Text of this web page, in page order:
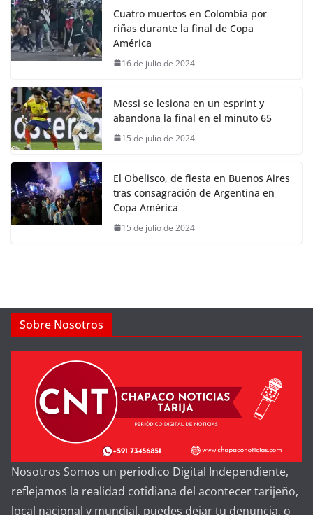
Cuatro muertos en Colombia por
riñas durante la final de Copa
América
16 de julio de 2024
Messi se lesiona en un esprint y
abandona la final en el minuto 65
15 de julio de 2024
El Obelisco, de fiesta en Buenos Aires
tras consagración de Argentina en
Copa América
15 de julio de 2024
Sobre Nosotros
Nosotros Somos un periodico Digital Independiente,
reflejamos la realidad cotidiana del acontecer tarijeño,
local nacional y mundial, puedes dejar tu denuncia, o